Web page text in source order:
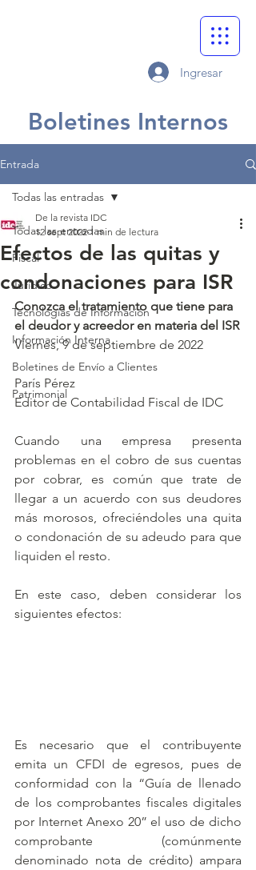
Ingresar
Boletines Internos
Entrada
Todas las entradas
Fiscal
Jurídico
Tecnologías de Información
Información Interna
Boletines de Envío a Clientes
Patrimonial
Todas las entradas
Efectos de las quitas y
condonaciones para ISR
De la revista IDC
12 sept 2022 1 min de lectura
Conozca el tratamiento que tiene para
el deudor y acreedor en materia del ISR
Viernes, 9 de septiembre de 2022
París Pérez
Editor de Contabilidad Fiscal de IDC
Cuando una empresa presenta
problemas en el cobro de sus cuentas
por cobrar, es común que trate de
llegar a un acuerdo con sus deudores
más morosos, ofreciéndoles una quita
o condonación de su adeudo para que
liquiden el resto.
En este caso, deben considerar los
siguientes efectos:
Es necesario que el contribuyente
emita un CFDI de egresos, pues de
conformidad con la “Guía de llenado
de los comprobantes fiscales digitales
por Internet Anexo 20” el uso de dicho
comprobante (comúnmente
denominado nota de crédito) ampara